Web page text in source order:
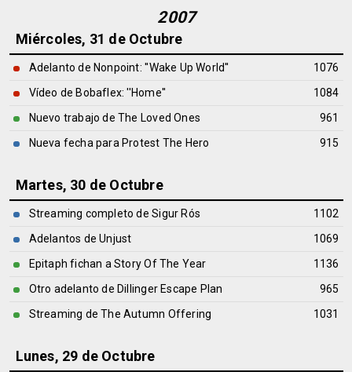
FOROS
2007
Miércoles, 31 de Octubre
Adelanto de Nonpoint: ''Wake Up World''
1076
Vídeo de Bobaflex: ''Home''
1084
Nuevo trabajo de The Loved Ones
961
Nueva fecha para Protest The Hero
915
Martes, 30 de Octubre
Streaming completo de Sigur Rós
1102
Adelantos de Unjust
1069
Epitaph fichan a Story Of The Year
1136
Otro adelanto de Dillinger Escape Plan
965
Streaming de The Autumn Offering
1031
Lunes, 29 de Octubre